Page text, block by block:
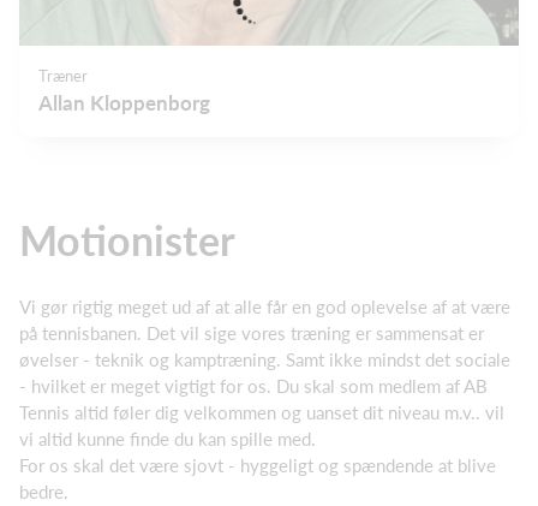
Træner
Allan Kloppenborg
Motionister
Vi gør rigtig meget ud af at alle får en god oplevelse af at være
på tennisbanen. Det vil sige vores træning er sammensat er
øvelser - teknik og kamptræning. Samt ikke mindst det sociale
- hvilket er meget vigtigt for os. Du skal som medlem af AB
Tennis altid føler dig velkommen og uanset dit niveau m.v.. vil
vi altid kunne finde du kan spille med.
For os skal det være sjovt - hyggeligt og spændende at blive
bedre.